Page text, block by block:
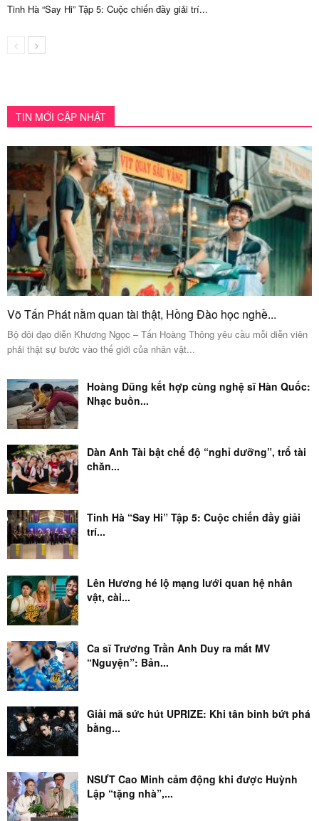
Tinh Hà “Say Hi” Tập 5: Cuộc chiến đầy giải trí...
TIN MỚI CẬP NHẬT
Võ Tấn Phát nằm quan tài thật, Hồng Đào học nghề...
Bộ đôi đạo diễn Khương Ngọc – Tấn Hoàng Thông yêu cầu mỗi diễn viên
phải thật sự bước vào thế giới của nhân vật...
Hoàng Dũng kết hợp cùng nghệ sĩ Hàn Quốc:
Nhạc buồn...
Dàn Anh Tài bật chế độ “nghỉ dưỡng”, trổ tài
chăn...
Tinh Hà “Say Hi” Tập 5: Cuộc chiến đầy giải
trí...
Lên Hương hé lộ mạng lưới quan hệ nhân
vật, cài...
Ca sĩ Trương Trần Anh Duy ra mắt MV
“Nguyện”: Bản...
Giải mã sức hút UPRIZE: Khi tân binh bứt phá
bằng...
NSƯT Cao Minh cảm động khi được Huỳnh
Lập “tặng nhà”,...